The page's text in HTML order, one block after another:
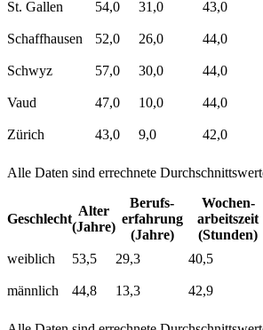
St. Gallen
54,0 31,0 43,0
Schaffhausen
52,0 26,0 44,0
Schwyz
57,0 30,0 44,0
Vaud
47,0 10,0 44,0
Zürich
43,0 9,0 42,0
Alle Daten sind errechnete
Geschlecht
Alter
(Jahre)
Berufs­
erfahrung
(Jahre)
Wochen­
arbeitszeit
(Stunden)
weiblich 53,5 29,3 40,5
männlich
44,8 13,3 42,9